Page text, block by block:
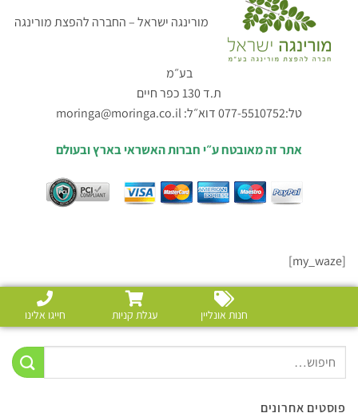
מורינגה ישראל – החברה להפצת מורינגה
בע״מ
ת.ד 130 כפר חיים
טל:077-5510752 דוא״ל:
moringa@moringa.co.il
אתר זה מאובטח ע״י חברות האשראי בארץ ובעולם
[my_waze]
חנות אונליין עגלת קניות חייגו אלינו
פוסטים אחרונים